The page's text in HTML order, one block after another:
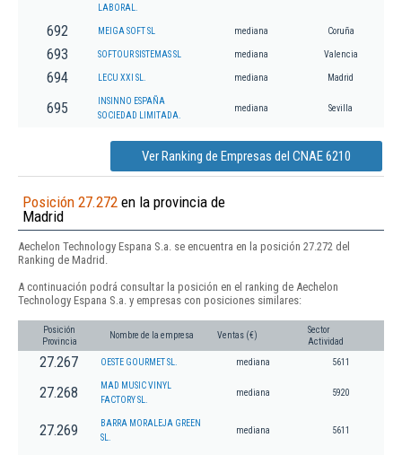
LABORAL.
692 MEIGA SOFT SL mediana Coruña
693 SOFTOUR SISTEMAS SL mediana Valencia
694 LECU XXI SL. mediana Madrid
695
INSINNO ESPAÑA
SOCIEDAD LIMITADA.
mediana Sevilla
Ver Ranking de Empresas del CNAE 6210
Posición 27.272 en la provincia de
Madrid
Aechelon Technology Espana S.a. se encuentra en la posición 27.272 del
Ranking de Madrid.
A continuación podrá consultar la posición en el ranking de Aechelon
Technology Espana S.a. y empresas con posiciones similares:
Posición
Provincia
Nombre de la empresa Ventas (€)
Sector
Actividad
27.267 OESTE GOURMET SL. mediana 5611
27.268
MAD MUSIC VINYL
FACTORY SL.
mediana 5920
27.269
BARRA MORALEJA GREEN
SL.
mediana 5611